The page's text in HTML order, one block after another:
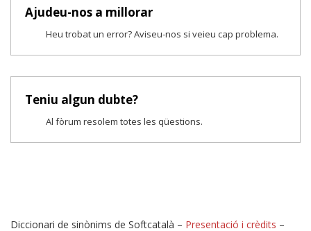
Ajudeu-nos a millorar
Heu trobat un error? Aviseu-nos si veieu cap problema.
Teniu algun dubte?
Al fòrum resolem totes les qüestions.
Diccionari de sinònims de Softcatalà – Presentació i crèdits –